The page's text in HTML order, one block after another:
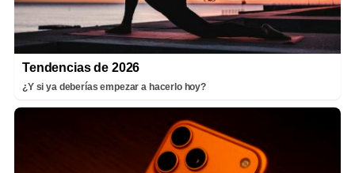
Tendencias de 2026
¿Y si ya deberías empezar a hacerlo hoy?